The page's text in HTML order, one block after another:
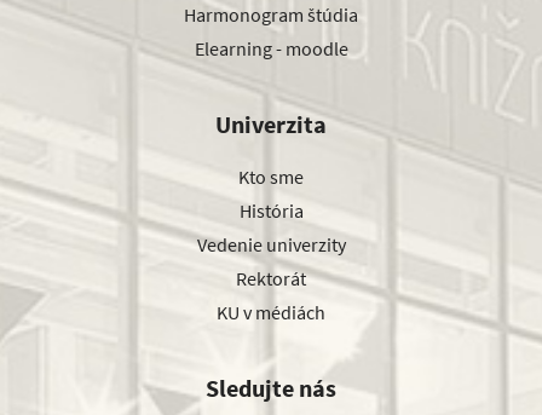
Harmonogram štúdia
Elearning - moodle
Univerzita
Kto sme
História
Vedenie univerzity
Rektorát
KU v médiách
Sledujte nás